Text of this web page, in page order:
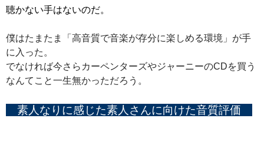
聴かない手はないのだ。
僕はたまたま「高音質で音楽が存分に楽しめる環境」が手
に入った。
でなければ今さらカーペンターズやジャーニーのCDを買う
なんてこと一生無かっただろう。
素人なりに感じた素人さんに向けた音質評価